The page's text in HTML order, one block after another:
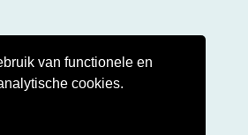
van functionele en
cookies.